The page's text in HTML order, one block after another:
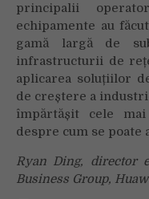
principalii
echipamente au
gamă largă de
infrastructurii de
aplicarea soluțiilor
de creștere a
împărtășit cele
despre cum se poate
Ryan Ding, director
Business Group,